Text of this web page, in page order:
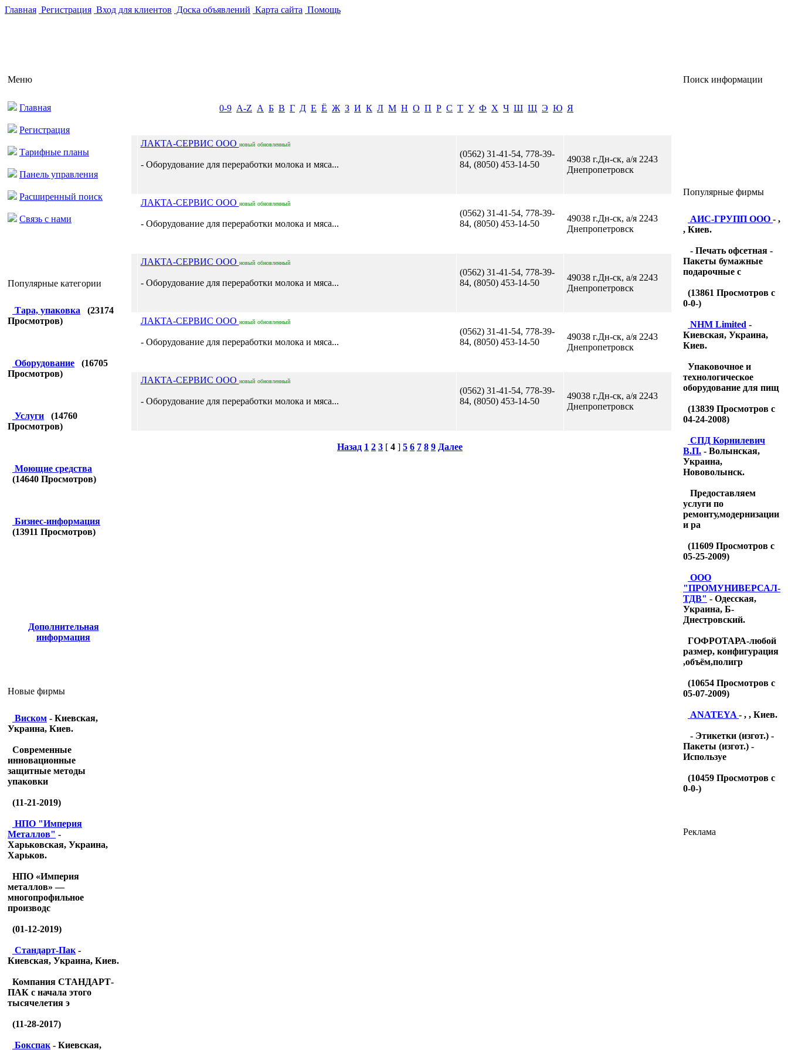
Главная Регистрация Вход для клиентов Доска объявлений Карта сайта Помощь
Меню
Главная
Регистрация
Тарифные планы
Панель управления
Расширенный поиск
Связь с нами
Популярные категории
Тара, упаковка (23174
Просмотров)
Оборудование (16705
Просмотров)
Услуги (14760
Просмотров)
Моющие средства
(14640 Просмотров)
Бизнес-информация
(13911 Просмотров)
Дополнительная
информация
Новые фирмы
Виском - Киевская,
Украина, Киев.
Современные
инновационные
защитные методы
упаковки
(11-21-2019)
НПО "Империя
Металлов" -
Харьковская, Украина,
Харьков.
НПО «Империя
металлов» —
многопрофильное
производс
(01-12-2019)
Стандарт-Пак -
Киевская, Украина, Киев.
Компания СТАНДАРТ-
ПАК с начала этого
тысячелетия э
(11-28-2017)
Бокспак - Киевская,
0-9 A-Z А Б В Г Д Е Ё Ж З И К Л М Н О П Р С Т У Ф Х Ч Ш Щ Э Ю Я
ЛАКТА-СЕРВИС ООО новый обновленный
- Оборудование для переработки молока и мяса...
(0562) 31-41-54, 778-39-
84, (8050) 453-14-50
49038 г.Дн-ск, а/я 2243
Днепропетровск
ЛАКТА-СЕРВИС ООО новый обновленный
- Оборудование для переработки молока и мяса...
(0562) 31-41-54, 778-39-
84, (8050) 453-14-50
49038 г.Дн-ск, а/я 2243
Днепропетровск
ЛАКТА-СЕРВИС ООО новый обновленный
- Оборудование для переработки молока и мяса...
(0562) 31-41-54, 778-39-
84, (8050) 453-14-50
49038 г.Дн-ск, а/я 2243
Днепропетровск
ЛАКТА-СЕРВИС ООО новый обновленный
- Оборудование для переработки молока и мяса...
(0562) 31-41-54, 778-39-
84, (8050) 453-14-50
49038 г.Дн-ск, а/я 2243
Днепропетровск
ЛАКТА-СЕРВИС ООО новый обновленный
- Оборудование для переработки молока и мяса...
(0562) 31-41-54, 778-39-
84, (8050) 453-14-50
49038 г.Дн-ск, а/я 2243
Днепропетровск
Назад 1 2 3 [ 4 ] 5 6 7 8 9 Далее
Поиск информации
Популярные фирмы
АИС-ГРУПП ООО - ,
, Киев.
- Печать офсетная -
Пакеты бумажные
подарочные с
(13861 Просмотров с
0-0-)
NHM Limited -
Киевская, Украина,
Киев.
Упаковочное и
технологическое
оборудование для пищ
(13839 Просмотров с
04-24-2008)
CПД Корнилевич
В.П. - Волынская,
Украина,
Нововолынск.
Предоставляем
услуги по
ремонту,модернизации
и ра
(11609 Просмотров с
05-25-2009)
OOO
"ПРОМУНИВЕРСАЛ-
ТДB" - Одесская,
Украина, Б-
Днестровский.
ГОФРОТАРА-любой
размер, конфигурация
,объём,полигр
(10654 Просмотров с
05-07-2009)
ANATEYA - , , Киев.
- Этикетки (изгот.) -
Пакеты (изгот.) -
Используе
(10459 Просмотров с
0-0-)
Реклама